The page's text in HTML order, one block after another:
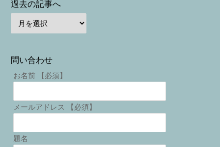
過去の記事へ
問い合わせ
お名前 【必須】
メールアドレス 【必須】
題名